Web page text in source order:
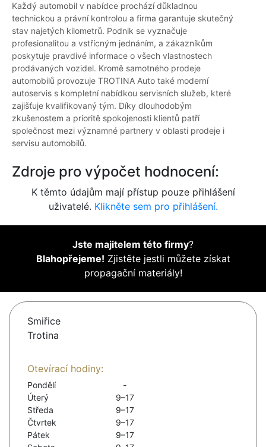
Každý automobil v nabídce prochází důkladnou
technickou a právní kontrolou a firma garantuje skutečný
stav najetých kilometrů. Podnik se vyznačuje
profesionalitou a vstřícným jednáním, a zákazníkům
poskytuje pravdivé informace o všech vlastnostech
prodávaných vozidel. Kromě samotného prodeje
automobilů provozuje TROTINA Auto také moderní
autoservis s kompletní nabídkou servisních služeb, které
zajišťuje kvalifikovaný tým. Díky dlouhodobým
zkušenostem a prioritě spokojenosti klientů patří
společnost mezi významné partnery v oblasti prodeje i
servisu automobilů.
Zdroje pro výpočet hodnocení:
K těmto údajům mají přístup pouze přihlášení
uživatelé. Klikněte sem pro přihlášení.
Jste majitelem této firmy?
Blahopřejeme! Zjistěte jestli můžete získat
propagační materiály!
Smiřice
Trotina
Otevírací hodiny:
Pondělí
-
Úterý
9–17
Středa
9–17
Čtvrtek
9–17
Pátek
9–17